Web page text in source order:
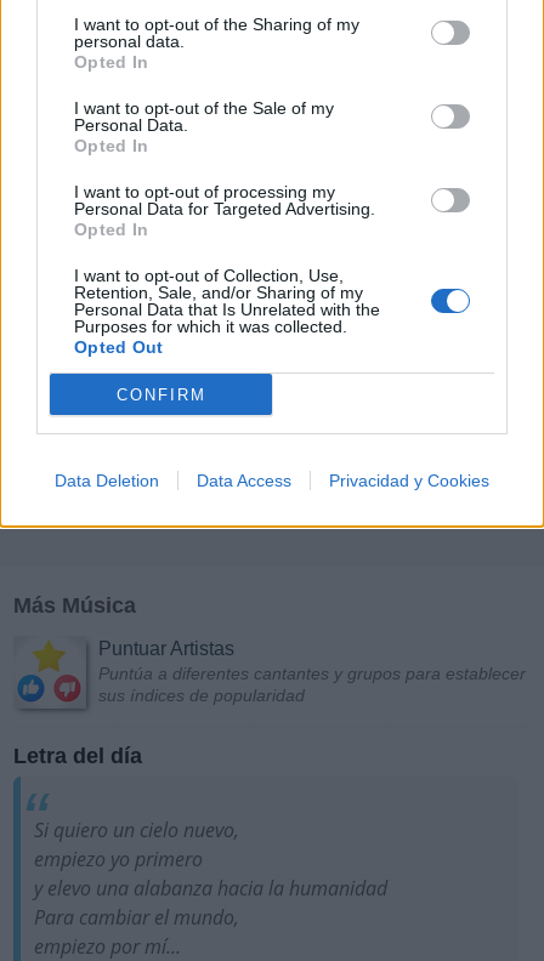
I want to opt-out of the Sharing of my
personal data.
Opted In
I want to opt-out of the Sale of my
Personal Data.
Opted In
I want to opt-out of processing my
Personal Data for Targeted Advertising.
Opted In
I want to opt-out of Collection, Use,
Retention, Sale, and/or Sharing of my
Personal Data that Is Unrelated with the
Purposes for which it was collected.
Opted Out
CONFIRM
Data Deletion Data Access Privacidad y Cookies
B C D
N O Q W
Z #
Más Música
Puntuar Artistas
Puntúa a diferentes cantantes y grupos para establecer
sus índices de popularidad
Letra del día
Si quiero un cielo nuevo,
empiezo yo primero
y elevo una alabanza hacia la humanidad
Para cambiar el mundo,
empiezo por mí...